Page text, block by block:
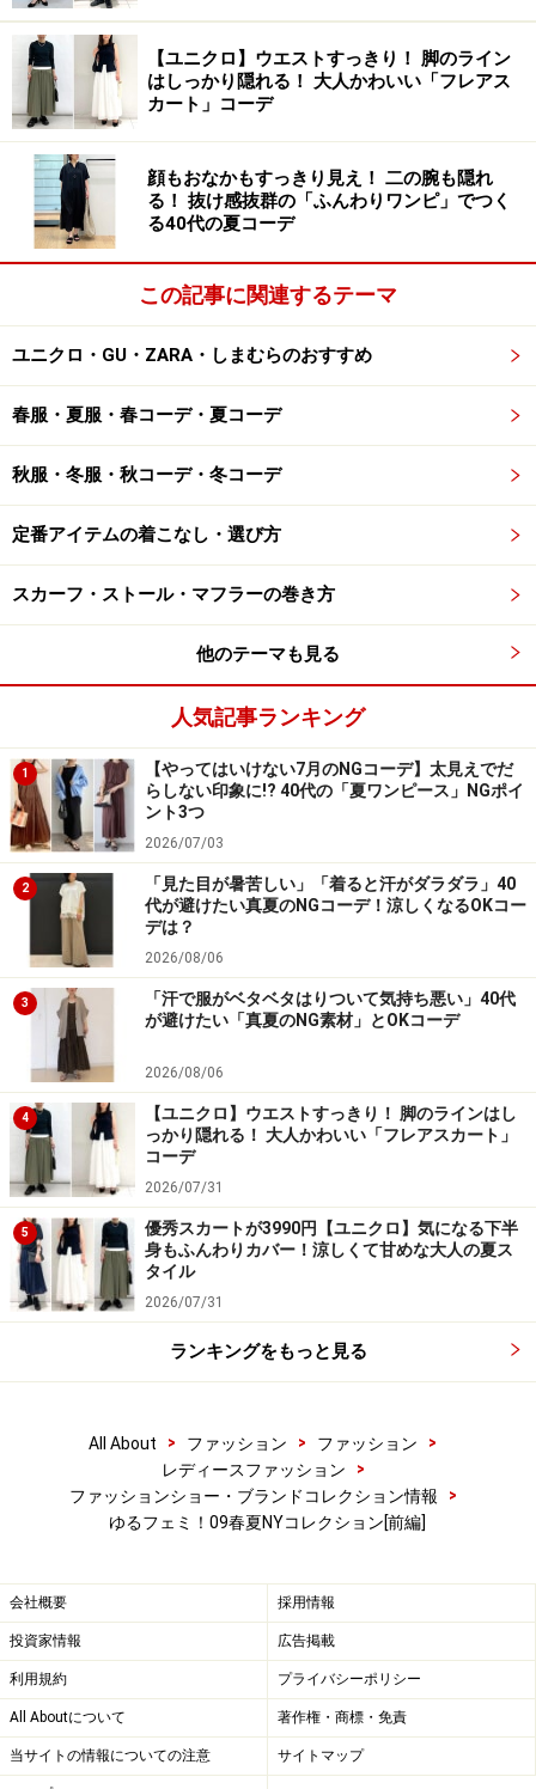
【ユニクロ】ウエストすっきり！ 脚のライン
はしっかり隠れる！ 大人かわいい「フレアス
カート」コーデ
顔もおなかもすっきり見え！ 二の腕も隠れ
る！ 抜け感抜群の「ふんわりワンピ」でつく
る40代の夏コーデ
この記事に関連するテーマ
ユニクロ・GU・ZARA・しまむらのおすすめ
春服・夏服・春コーデ・夏コーデ
秋服・冬服・秋コーデ・冬コーデ
定番アイテムの着こなし・選び方
スカーフ・ストール・マフラーの巻き方
他のテーマも見る
人気記事ランキング
1
【やってはいけない7月のNGコーデ】太見えでだ
らしない印象に!? 40代の「夏ワンピース」NGポイ
ント3つ
2026/07/03
2
「見た目が暑苦しい」「着ると汗がダラダラ」40
代が避けたい真夏のNGコーデ！涼しくなるOKコー
デは？
2026/08/06
3
「汗で服がベタベタはりついて気持ち悪い」40代
が避けたい「真夏のNG素材」とOKコーデ
2026/08/06
4
【ユニクロ】ウエストすっきり！ 脚のラインはし
っかり隠れる！ 大人かわいい「フレアスカート」
コーデ
2026/07/31
5
優秀スカートが3990円【ユニクロ】気になる下半
身もふんわりカバー！涼しくて甘めな大人の夏ス
タイル
2026/07/31
ランキングをもっと見る
All About > ファッション > ファッション
>
レディースファッション
>
ファッションショー・ブランドコレクション情報
>
ゆるフェミ！09春夏NYコレクション[前編]
会社概要 採用情報
投資家情報 広告掲載
利用規約 プライバシーポリシー
All Aboutについて 著作権・商標・免責
当サイトの情報についての注意 サイトマップ